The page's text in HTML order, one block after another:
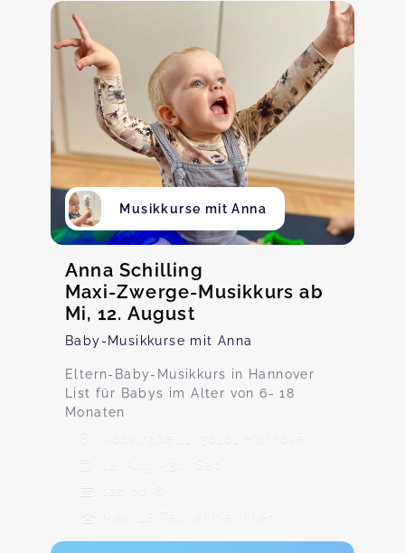
Musikkurse mit Anna
Anna Schilling
Maxi-Zwerge-Musikkurs ab
Mi, 12. August
Baby-Musikkurse mit Anna
Eltern-Baby-Musikkurs in Hannover
List für Babys im Alter von 6- 18
Monaten
Voßstraße 11, 30161 Hannover
12. Aug - 30. Sep
120,00 €
Max. 18 TeilnehmerInnen